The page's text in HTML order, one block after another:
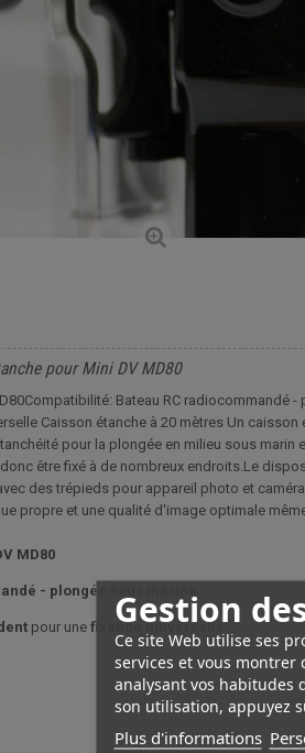
Gestion
Ce site Web utilise ses
services et vous montrer
analysant vos habitudes
son utilisation, appuyez
Plus d'informations
pour Mini DV MD80
Bateau RC radiocommandé
Caisson étanche à 20 mètres Un caisson
pour la plongée en milieu sous marin
être fixé à de nombreux endroits.Le
des trépieds pour appareil photo et
propre et une qualité d'image optimale
MD80
- plongée sous marine
pour une fixation universelle